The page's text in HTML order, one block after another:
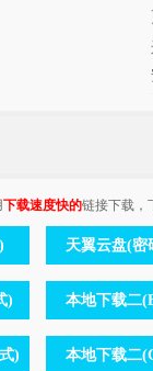
下载速度快的链接下载，
天翼云盘(密
) 本地下载二
) 本地下载二